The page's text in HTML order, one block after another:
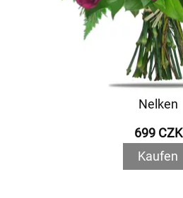
Nelken
699 CZK
Kaufen